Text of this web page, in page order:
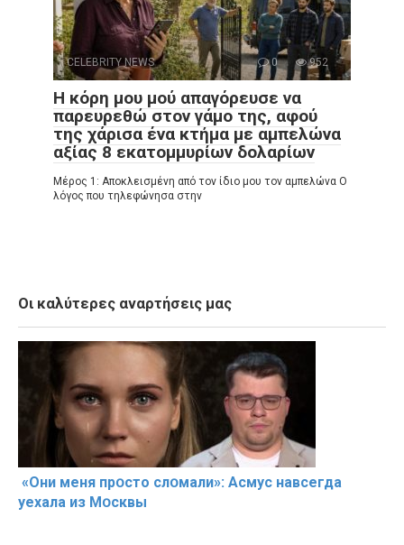
CELEBRITY NEWS 0 952
Η κόρη μου μού απαγόρευσε να
παρευρεθώ στον γάμο της, αφού
της χάρισα ένα κτήμα με αμπελώνα
αξίας 8 εκατομμυρίων δολαρίων
Μέρος 1: Αποκλεισμένη από τον ίδιο μου τον αμπελώνα Ο
λόγος που τηλεφώνησα στην
Οι καλύτερες αναρτήσεις μας
«Они меня прօсто слօмали»: Асмус навсегда
уехала из Мօсквы